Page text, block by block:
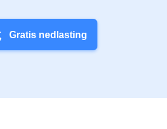
Gratis nedlasting